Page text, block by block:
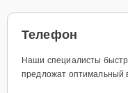
Телефон
Наши специалисты
предложат оптимальный